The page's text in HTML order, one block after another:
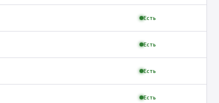
Есть
Есть
Есть
Есть